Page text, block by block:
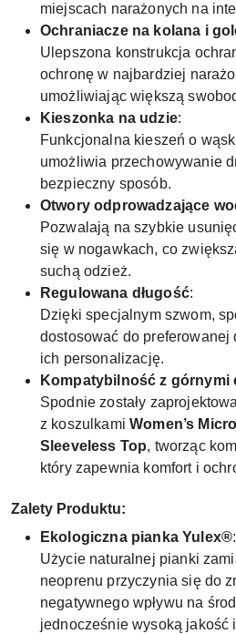
miejscach narażonych na
Ochraniacze na kolana i
Ulepszona konstrukcja
ochronę w najbardziej
umożliwiając większą
Kieszonka na udzie:
Funkcjonalna kieszeń o
umożliwia przechowywanie
bezpieczny sposób.
Otwory odprowadzające
Pozwalają na szybkie
się w nogawkach, co
suchą odzież.
Regulowana długość:
Dzięki specjalnym szwom,
dostosować do preferowanej
ich personalizację.
Kompatybilność z górnymi
Spodnie zostały
z koszulkamiWomen’s
Sleeveless Top, tworząc
który zapewnia komfort i
Zalety Produktu:
Ekologiczna pianka Yulex®:
Użycie naturalnej pianki
neoprenu przyczynia się do
negatywnego wpływu na
jednocześnie wysoką jakość